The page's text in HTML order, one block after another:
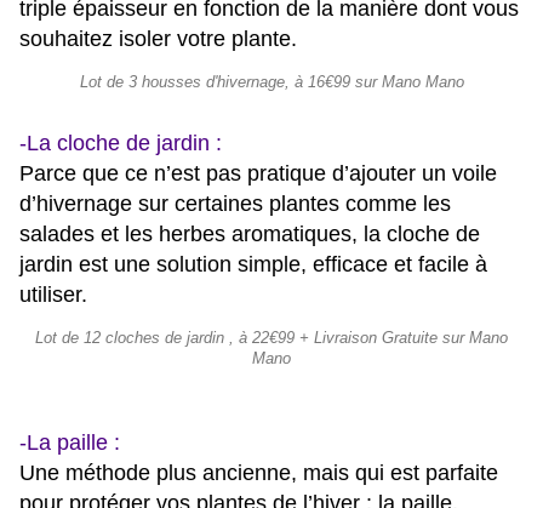
triple épaisseur en fonction de la manière dont vous
souhaitez isoler votre plante.
Lot de 3 housses d'hivernage, à 16€99 sur Mano Mano
-La cloche de jardin :
Parce que ce n’est pas pratique d’ajouter un voile
d’hivernage sur certaines plantes comme les
salades et les herbes aromatiques, la cloche de
jardin est une solution simple, efficace et facile à
utiliser.
Lot de 12 cloches de jardin , à 22€99 + Livraison Gratuite sur Mano
Mano
-La paille :
Une méthode plus ancienne, mais qui est parfaite